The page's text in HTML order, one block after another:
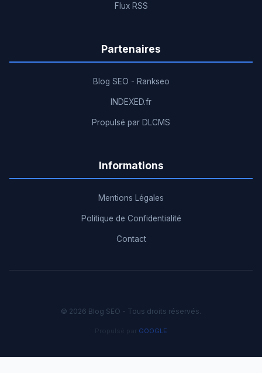
Flux RSS
Partenaires
Blog SEO - Rankseo
INDEXED.fr
Propulsé par DLCMS
Informations
Mentions Légales
Politique de Confidentialité
Contact
© 2026 Blog SEO - Tous droits réservés.
GOOGLE